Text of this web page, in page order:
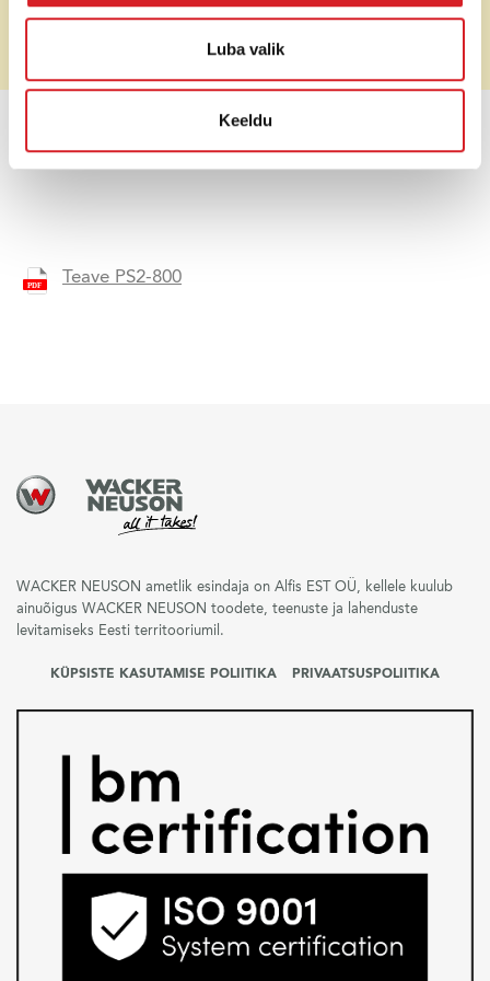
Luba valik
Keeldu
Lisavariandid Ujuklüliti
Hind (ilma käibemaksuta) Soovi korral
Teave PS2-800
WACKER NEUSON ametlik esindaja on Alfis EST OÜ, kellele kuulub
ainuõigus WACKER NEUSON toodete, teenuste ja lahenduste
levitamiseks Eesti territooriumil.
KÜPSISTE KASUTAMISE POLIITIKA PRIVAATSUSPOLIITIKA